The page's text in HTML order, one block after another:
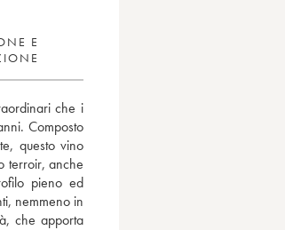
E
che i
Composto
questo vino
terroir, anche
pieno ed
nemmeno in
che apporta